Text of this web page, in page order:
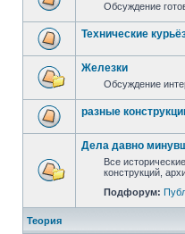
Обсуждение
Технические
Железки
Обсуждение
разные
Дела давно
Все
конструкций,
Подфорум:
Теория